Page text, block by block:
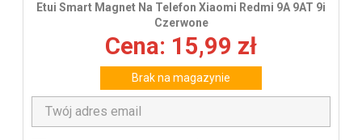
Etui Smart Magnet Na Telefon Xiaomi Redmi 9A 9AT 9i
Czerwone
Cena: 15,99 zł
Brak na magazynie